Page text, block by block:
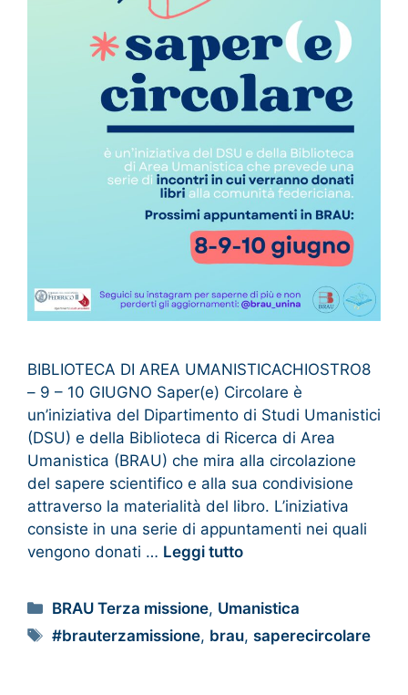
BIBLIOTECA DI AREA UMANISTICACHIOSTRO8
– 9 – 10 GIUGNO Saper(e) Circolare è
un’iniziativa del Dipartimento di Studi Umanistici
(DSU) e della Biblioteca di Ricerca di Area
Umanistica (BRAU) che mira alla circolazione
del sapere scientifico e alla sua condivisione
attraverso la materialità del libro. L’iniziativa
consiste in una serie di appuntamenti nei quali
vengono donati … Leggi tutto
BRAU Terza missione, Umanistica
#brauterzamissione, brau,saperecircolare